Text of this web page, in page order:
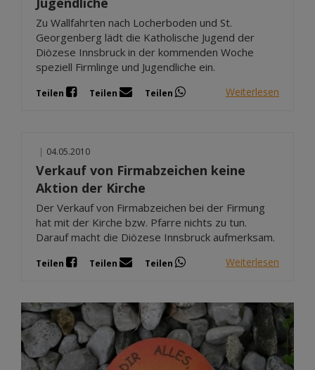
Zu Wallfahrten nach Locherboden und St.
Georgenberg lädt die Katholische Jugend der
Diözese Innsbruck in der kommenden Woche
speziell Firmlinge und Jugendliche ein.
Teilen Teilen Teilen Weiterlesen
| 04.05.2010
Verkauf von Firmabzeichen keine
Aktion der Kirche
Der Verkauf von Firmabzeichen bei der Firmung
hat mit der Kirche bzw. Pfarre nichts zu tun.
Darauf macht die Diözese Innsbruck aufmerksam.
Teilen Teilen Teilen Weiterlesen